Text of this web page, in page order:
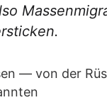
— von der